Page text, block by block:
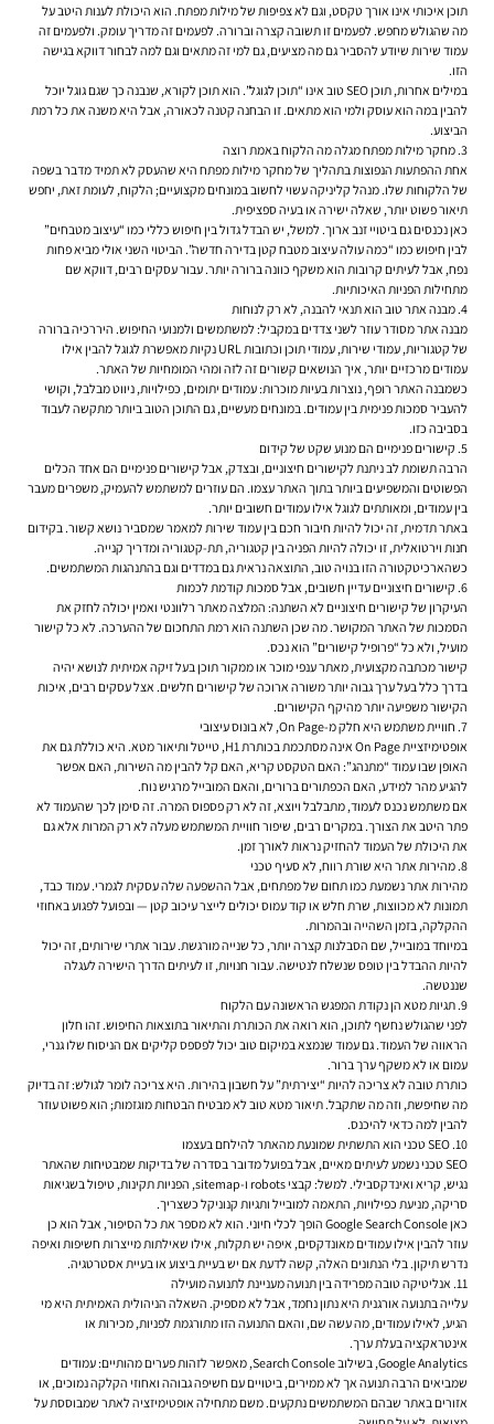
תוכן איכותי אינו אורך טקסט, וגם לא צפיפות של מילות מפתח. הוא היכולת לענות היטב על
מה שהגולש מחפש. לפעמים זו תשובה קצרה וברורה. לפעמים זה מדריך עומק. ולפעמים זה
עמוד שירות שיודע להסביר גם מה מציעים, גם למי זה מתאים וגם למה לבחור דווקא בגישה
הזו.
במילים אחרות, תוכן SEO טוב אינו “תוכן לגוגל”. הוא תוכן לקורא, שנבנה כך שגם גוגל יוכל
להבין במה הוא עוסק ולמי הוא מתאים. זו הבחנה קטנה לכאורה, אבל היא משנה את כל רמת
הביצוע.
3. מחקר מילות מפתח מגלה מה הלקוח באמת רוצה
אחת ההפתעות הנפוצות בתהליך של מחקר מילות מפתח היא שהעסק לא תמיד מדבר בשפה
של הלקוחות שלו. מנהל קליניקה עשוי לחשוב במונחים מקצועיים; הלקוח, לעומת זאת, יחפש
תיאור פשוט יותר, שאלה ישירה או בעיה ספציפית.
כאן נכנסים גם ביטויי זנב ארוך. למשל, יש הבדל גדול בין חיפוש כללי כמו “עיצוב מטבחים”
לבין חיפוש כמו “כמה עולה עיצוב מטבח קטן בדירה חדשה”. הביטוי השני אולי מביא פחות
נפח, אבל לעיתים קרובות הוא משקף כוונה ברורה יותר. עבור עסקים רבים, דווקא שם
מתחילות הפניות האיכותיות.
4. מבנה אתר טוב הוא תנאי להבנה, לא רק לנוחות
מבנה אתר מסודר עוזר לשני צדדים במקביל: למשתמשים ולמנועי החיפוש. היררכיה ברורה
של קטגוריות, עמודי שירות, עמודי תוכן וכתובות URL נקיות מאפשרת לגוגל להבין אילו
עמודים מרכזיים יותר, איך הנושאים קשורים זה לזה ומהי המומחיות של האתר.
כשמבנה האתר רופף, נוצרות בעיות מוכרות: עמודים יתומים, כפילויות, ניווט מבלבל, וקושי
להעביר סמכות פנימית בין עמודים. במונחים מעשיים, גם התוכן הטוב ביותר מתקשה לעבוד
בסביבה כזו.
5. קישורים פנימיים הם מנוע שקט של קידום
הרבה תשומת לב ניתנת לקישורים חיצוניים, ובצדק, אבל קישורים פנימיים הם אחד הכלים
הפשוטים והמשפיעים ביותר בתוך האתר עצמו. הם עוזרים למשתמש להעמיק, משפרים מעבר
בין עמודים, ומאותתים לגוגל אילו עמודים חשובים יותר.
באתר תדמית, זה יכול להיות חיבור חכם בין עמוד שירות למאמר שמסביר נושא קשור. בקידום
חנות וירטואלית, זו יכולה להיות הפניה בין קטגוריה, תת-קטגוריה ומדריך קנייה.
כשהארכיטקטורה הזו בנויה טוב, התוצאה נראית גם במדדים וגם בהתנהגות המשתמשים.
6. קישורים חיצוניים עדיין חשובים, אבל סמכות קודמת לכמות
העיקרון של קישורים חיצוניים לא השתנה: המלצה מאתר רלוונטי ואמין יכולה לחזק את
הסמכות של האתר המקושר. מה שכן השתנה הוא רמת התחכום של ההערכה. לא כל קישור
מועיל, ולא כל “פרופיל קישורים” הוא נכס.
קישור מכתבה מקצועית, מאתר ענפי מוכר או ממקור תוכן בעל זיקה אמיתית לנושא יהיה
בדרך כלל בעל ערך גבוה יותר משורה ארוכה של קישורים חלשים. אצל עסקים רבים, איכות
הקישור משפיעה יותר מהיקף הקישורים.
7. חוויית משתמש היא חלק מ-On Page, לא בונוס עיצובי
אופטימיזציית On Page אינה מסתכמת בכותרת H1, טייטל ותיאור מטא. היא כוללת גם את
האופן שבו עמוד “מתנהג”: האם הטקסט קריא, האם קל להבין מה השירות, האם אפשר
להגיע מהר למידע, האם הכפתורים ברורים, והאם המובייל מרגיש נוח.
אם משתמש נכנס לעמוד, מתבלבל ויוצא, זה לא רק פספוס המרה. זה סימן לכך שהעמוד לא
פתר היטב את הצורך. במקרים רבים, שיפור חוויית המשתמש מעלה לא רק המרות אלא גם
את היכולת של העמוד להחזיק נראות לאורך זמן.
8. מהירות אתר היא שורת רווח, לא סעיף טכני
מהירות אתר נשמעת כמו תחום של מפתחים, אבל ההשפעה שלה עסקית לגמרי. עמוד כבד,
תמונות לא מכווצות, שרת חלש או קוד עמוס יכולים לייצר עיכוב קטן — ובפועל לפגוע באחוזי
ההקלקה, בזמן השהייה ובהמרות.
במיוחד במובייל, שם הסבלנות קצרה יותר, כל שנייה מורגשת. עבור אתרי שירותים, זה יכול
להיות ההבדל בין טופס שנשלח לנטישה. עבור חנויות, זו לעיתים הדרך הישירה לעגלה
שננטשה.
9. תגיות מטא הן נקודת המפגש הראשונה עם הלקוח
לפני שהגולש נחשף לתוכן, הוא רואה את הכותרת והתיאור בתוצאות החיפוש. זהו חלון
הראווה של העמוד. גם עמוד שנמצא במיקום טוב יכול לפספס קליקים אם הניסוח שלו גנרי,
עמום או לא משקף ערך ברור.
כותרת טובה לא צריכה להיות “יצירתית” על חשבון בהירות. היא צריכה לומר לגולש: זה בדיוק
מה שחיפשת, וזה מה שתקבל. תיאור מטא טוב לא מבטיח הבטחות מוגזמות; הוא פשוט עוזר
להבין למה כדאי להיכנס.
10. SEO טכני הוא התשתית שמונעת מהאתר להילחם בעצמו
SEO טכני נשמע לעיתים מאיים, אבל בפועל מדובר בסדרה של בדיקות שמבטיחות שהאתר
נגיש, קריא ואינדקסבילי. למשל: קבצי robots ו-sitemap, הפניות תקינות, טיפול בשגיאות
סריקה, מניעת כפילויות, התאמה למובייל ותגיות קנוניקל כשצריך.
כאן Google Search Console הופך לכלי חיוני. הוא לא מספר את כל הסיפור, אבל הוא כן
עוזר להבין אילו עמודים מאונדקסים, איפה יש תקלות, אילו שאילתות מייצרות חשיפות ואיפה
נדרש תיקון. בלי הנתונים האלה, קשה לדעת אם יש בעיית ביצוע או בעיית אסטרטגיה.
11. אנליטיקה טובה מפרידה בין תנועה מעניינת לתנועה מועילה
עלייה בתנועה אורגנית היא נתון נחמד, אבל לא מספיק. השאלה הניהולית האמיתית היא מי
הגיע, לאילו עמודים, מה עשה שם, והאם התנועה הזו מתורגמת לפניות, מכירות או
אינטראקציה בעלת ערך.
Google Analytics, בשילוב Search Console, מאפשר לזהות פערים מהותיים: עמודים
שמביאים הרבה תנועה אך לא ממירים, ביטויים עם חשיפה גבוהה ואחוזי הקלקה נמוכים, או
אזורים באתר שבהם המשתמשים נתקעים. משם מתחילה אופטימיזציה לאתר שמבוססת על